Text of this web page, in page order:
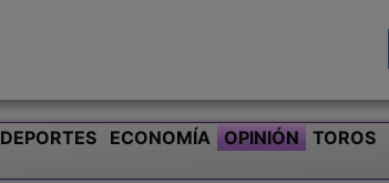
DEPORTES ECONOMÍA OPINIÓN TOROS